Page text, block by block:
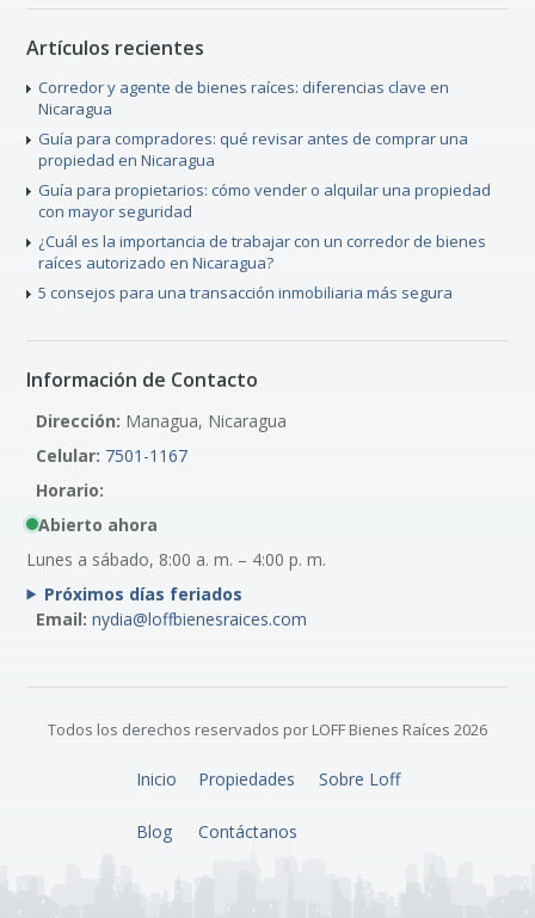
Artículos recientes
Corredor y agente de bienes raíces: diferencias clave en
Nicaragua
Guía para compradores: qué revisar antes de comprar una
propiedad en Nicaragua
Guía para propietarios: cómo vender o alquilar una propiedad
con mayor seguridad
¿Cuál es la importancia de trabajar con un corredor de bienes
raíces autorizado en Nicaragua?
5 consejos para una transacción inmobiliaria más segura
Información de Contacto
Dirección: Managua, Nicaragua
Celular: 7501-1167
Horario:
Abierto ahora
Lunes a sábado, 8:00 a. m. – 4:00 p. m.
Próximos días feriados
Email: nydia@loffbienesraices.com
Todos los derechos reservados por LOFF Bienes Raíces 2026
Inicio Propiedades Sobre Loff
Blog Contáctanos